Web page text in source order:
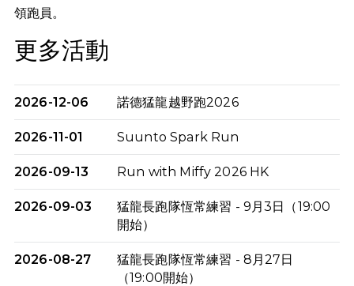
領跑員。
更多活動
2026-12-06 諾德猛龍越野跑2026
2026-11-01 Suunto Spark Run
2026-09-13 Run with Miffy 2026 HK
2026-09-03
猛龍長跑隊恆常練習 - 9月3日（19:00
開始）
2026-08-27
猛龍長跑隊恆常練習 - 8月27日
（19:00開始）